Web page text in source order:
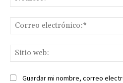
Guardar mi nombre, correo